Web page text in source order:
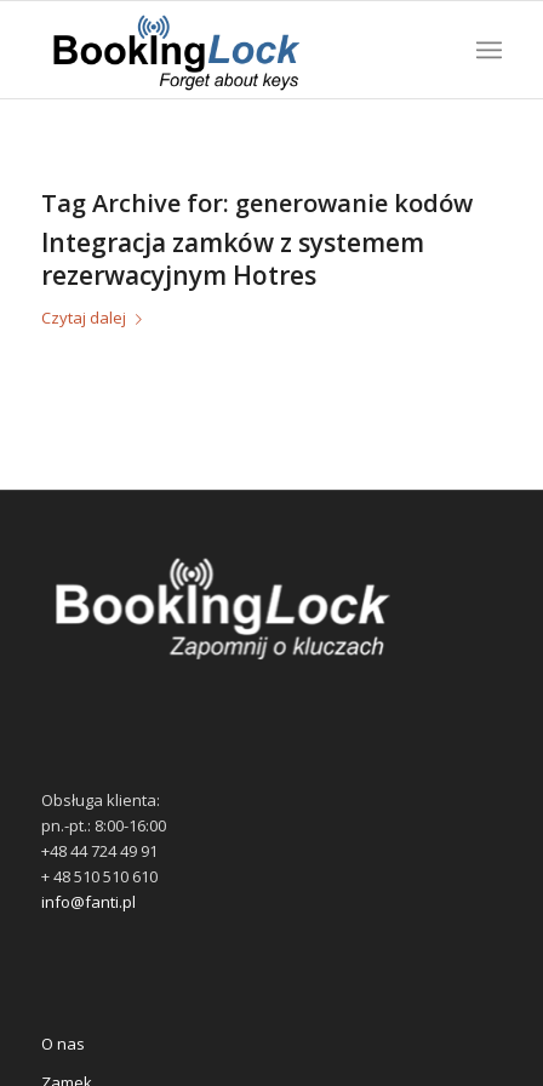
Tag Archive for: generowanie kodów
Integracja zamków z systemem
rezerwacyjnym Hotres
Czytaj dalej
Obsługa klienta:
pn.-pt.: 8:00-16:00
+48 44 724 49 91
+ 48 510 510 610
info@fanti.pl
O nas